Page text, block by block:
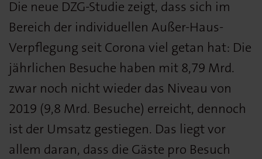
Die neue DZG-Studie zeigt, dass sich im
Bereich der individuellen Außer-Haus-
Verpflegung seit Corona viel getan hat: Die
jährlichen Besuche haben mit 8,79 Mrd.
zwar noch nicht wieder das Niveau von
2019 (9,8 Mrd. Besuche) erreicht, dennoch
ist der Umsatz gestiegen. Das liegt vor
allem daran, dass die Gäste pro Besuch